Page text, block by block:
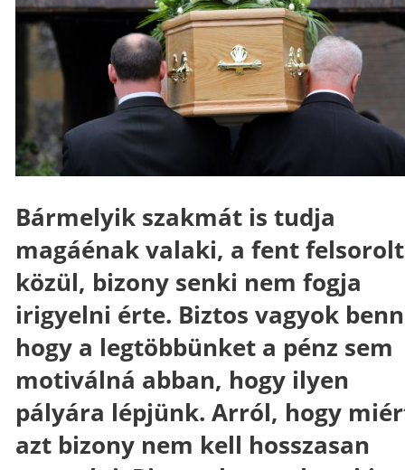
Bármelyik szakmát is tudja
magáénak valaki, a fent
közül, bizony senki nem fogja
irigyelni érte. Biztos vagyok
hogy a legtöbbünket a pénz sem
motiválná abban, hogy ilyen
pályára lépjünk. Arról, hogy
azt bizony nem kell hosszasan